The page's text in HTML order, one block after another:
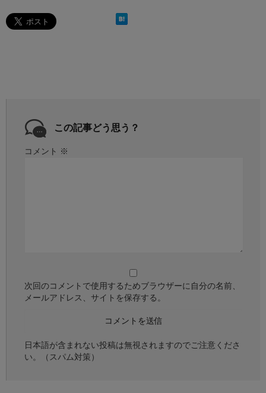
この記事どう思う？
コメント ※
次回のコメントで使用するためブラウザーに自分の名前、
メールアドレス、サイトを保存する。
日本語が含まれない投稿は無視されますのでご注意くださ
い。（スパム対策）